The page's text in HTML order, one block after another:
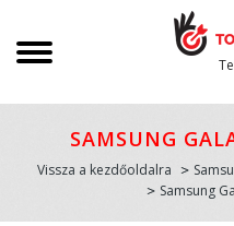
SAMSUNG
Vissza a kezdőoldalra
Samsung